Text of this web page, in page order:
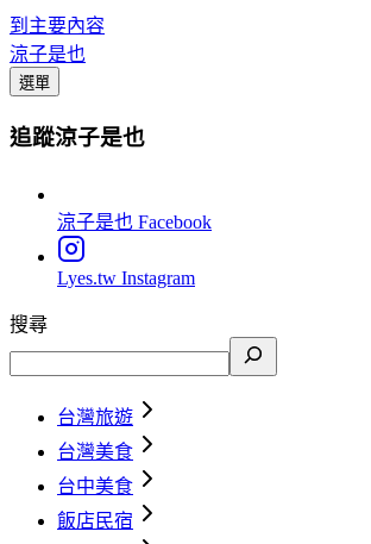
到主要內容
涼子是也
選單
追蹤涼子是也
涼子是也 Facebook
Lyes.tw Instagram
搜尋
台灣旅遊
台灣美食
台中美食
飯店民宿